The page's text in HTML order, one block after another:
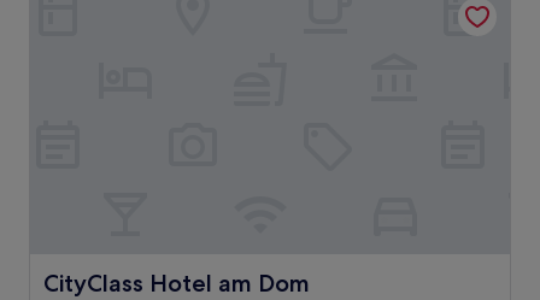
CityClass Hotel am Dom
CityClass Hotel am Dom